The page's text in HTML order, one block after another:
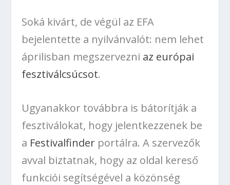
Soká kivárt, de végül az EFA
bejelentette a nyilvánvalót: nem lehet
áprilisban megszervezni az európai
fesztiválcsúcsot.
Ugyanakkor továbbra is bátorítják a
fesztiválokat, hogy jelentkezzenek be
a Festivalfinder portálra. A szervezők
avval biztatnak, hogy az oldal kereső
funkciói segítségével a közönség